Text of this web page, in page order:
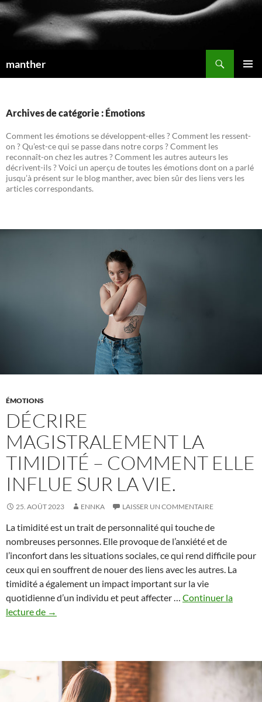
manther
Archives de catégorie : Émotions
Comment les émotions se développent-elles ? Comment les ressent-
on ? Qu’est-ce qui se passe dans notre corps ? Comment les
reconnaît-on chez les autres ? Comment les autres auteurs les
décrivent-ils ? Voici un aperçu de toutes les émotions dont on a parlé
jusqu’à présent sur le blog manther, avec bien sûr des liens vers les
articles correspondants.
ÉMOTIONS
DÉCRIRE
MAGISTRALEMENT LA
TIMIDITÉ – COMMENT ELLE
INFLUE SUR LA VIE.
25. AOÛT 2023 ENNKA LAISSER UN COMMENTAIRE
La timidité est un trait de personnalité qui touche de
nombreuses personnes. Elle provoque de l’anxiété et de
l’inconfort dans les situations sociales, ce qui rend difficile pour
ceux qui en souffrent de nouer des liens avec les autres. La
timidité a également un impact important sur la vie
quotidienne d’un individu et peut affecter … Continuer la
lecture de Décrire
Comment
→